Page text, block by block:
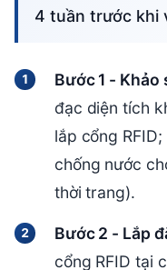
4 tuần trước khi
Bước 1 -
đạc diện tích
lắp cổng
chống nước
thời trang).
Bước 2 - Lắp
cổng RFID tại